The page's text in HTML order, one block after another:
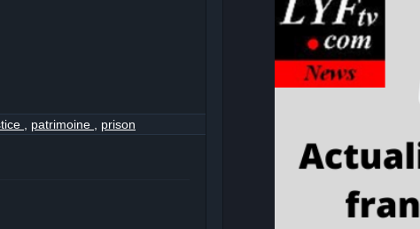
patrimoine prison